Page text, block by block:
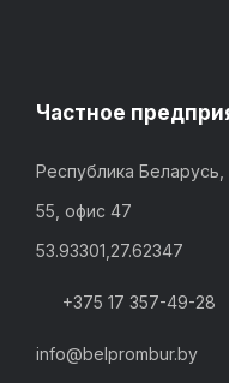
Частное
Республика
55, офис 47
53.93301,27.62347
+375 17 357-49-28
info@belprombur.by